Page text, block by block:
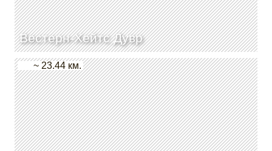
Вестерн-Хейтс Дувр
~ 23.44 км.